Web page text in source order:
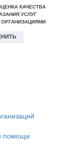
помощи